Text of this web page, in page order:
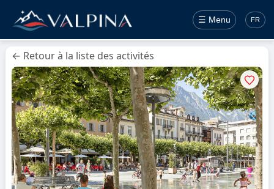
☰ Menu FR
← Retour à la liste des activités